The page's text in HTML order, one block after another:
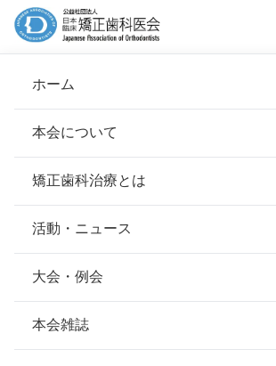
ホーム
本会について
会長挨拶
基本理念
組織について
本会の歴史
矯正歯科治療とは
安心して治療を受けていただくための
安心できる矯正歯科治療契約のため
矯正歯科治療について
活動・ニュース
大会・例会
本会雑誌
第9回ブレース スマイル コンテ
集
ブレーススマイルコンテスト
公開日：2013
今年のブレーススマイル
募集受付は終了いたし